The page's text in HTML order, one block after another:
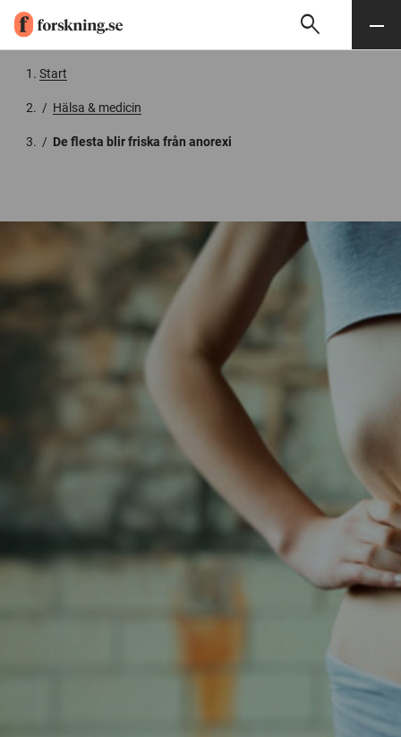
Söksearch Meny
Start
/ Hälsa & medicin
/ De flesta blir friska från anorexi